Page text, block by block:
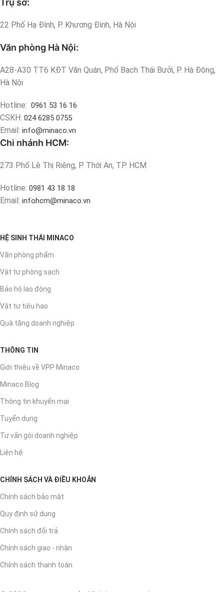
Trụ sở:
22 Phố Hạ Đình, P. Khương Đình, Hà Nội
Văn phòng Hà Nội:
A28-A30 TT6 KĐT Văn Quán, Phố Bạch Thái Bưởi, P. Hà Đông,
Hà Nội
Hotline: 0961 53 16 16
CSKH: 024 6285 0755
Email: info@minaco.vn
Chi nhánh HCM:
273 Phố Lê Thị Riêng, P. Thới An, TP. HCM
Hotline: 0981 43 18 18
Email: infohcm@minaco.vn
HỆ SINH THÁI MINACO
Văn phòng phẩm
Vật tư phòng sạch
Bảo hộ lao động
Vật tư tiêu hao
Quà tặng doanh nghiệp
THÔNG TIN
Giới thiệu về VPP Minaco
Minaco Blog
Thông tin khuyến mại
Tuyển dụng
Tư vấn gói doanh nghiệp
Liên hệ
CHÍNH SÁCH VÀ ĐIỀU KHOẢN
Chính sách bảo mật
Quy định sử dụng
Chính sách đổi trả
Chính sách giao - nhận
Chính sách thanh toán